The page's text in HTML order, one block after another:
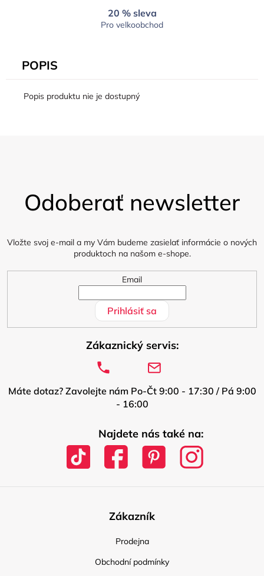
20 % sleva
Pro velkoobchod
POPIS
Popis produktu nie je dostupný
Odoberať newsletter
Vložte svoj e-mail a my Vám budeme zasielať informácie o nových
produktoch na našom e-shope.
Email
Prihlásiť sa
Zákaznický servis:
Máte dotaz? Zavolejte nám Po-Čt 9:00 - 17:30 / Pá 9:00
- 16:00
Najdete nás také na:
Zákazník
Prodejna
Obchodní podmínky